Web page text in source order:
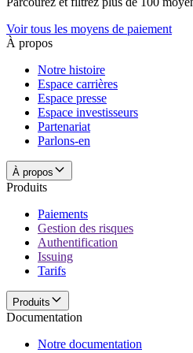
Voir tous les moyens de paiement
À propos
Notre histoire
Espace carrières
Espace presse
Espace investisseurs
Partenariat
Parlons-en
À propos
Produits
Paiements
Gestion des risques
Authentification
Issuing
Tarifs
Produits
Documentation
Notre documentation